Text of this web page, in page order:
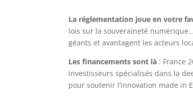
La réglementation joue en votre
lois sur la souveraineté
géants et avantagent les acteurs
Les financements sont là : France
investisseurs spécialisés dans la
pour soutenir l’innovation made in